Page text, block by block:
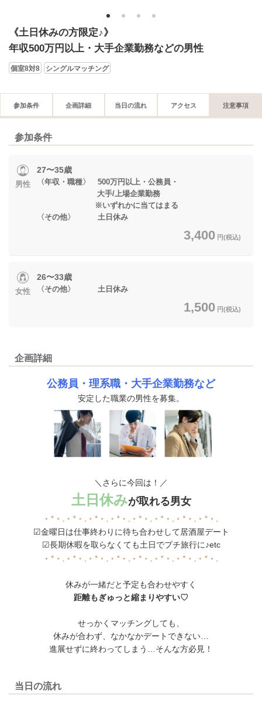
1 2 3 4
《土日休みの方限定♪》
年収500万円以上・大手企業勤務などの男性
個室8対8 シングルマッチング
参加条件 企画詳細 当日の流れ アクセス 注意事項
参加条件
男性
27〜35歳
〈年収・職種〉 500万円以上・公務員・
大手/上場企業勤務
※いずれかに当てはまる
〈その他〉 土日休み
3,400 円(税込)
女性
26〜33歳
〈その他〉 土日休み
1,500 円(税込)
企画詳細
公務員・理系職・大手企業勤務など
安定した職業の男性を募集。
＼さらに今回は！／
土日休みが取れる男女
☑金曜日は仕事終わりに待ち合わせして居酒屋デート
☑長期休暇を取らなくても土日でプチ旅行に♪etc
休みが一緒だと予定も合わせやすく
距離もぎゅっと縮まりやすい♡
せっかくマッチングしても、
休みが合わず、なかなかデートできない…
進展せずに終わってしまう…そんな方必見！
当日の流れ